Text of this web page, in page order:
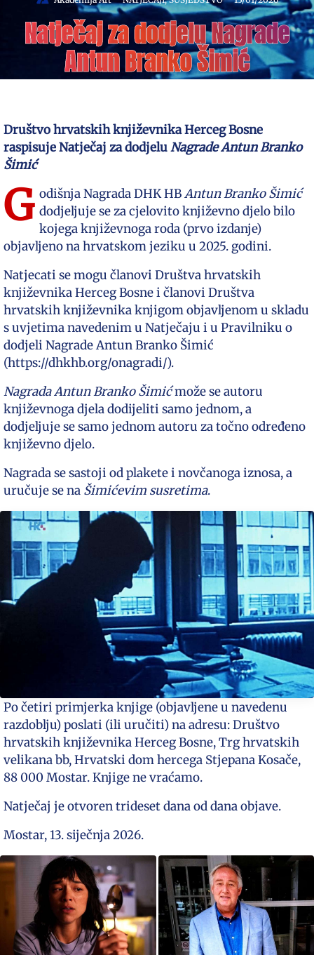
Natječaj za dodjelu Nagrade
Antun Branko Šimić
Društvo hrvatskih književnika Herceg Bosne
raspisujeNatječaj za dodjeluNagradeAntun Branko
Šimić
G odišnja Nagrada DHK HBAntun Branko Šimić
dodjeljuje se za cjelovito književno djelo bilo
kojega književnoga roda (prvo izdanje)
objavljeno na hrvatskom jeziku u 2025. godini.
Natjecati se mogu članovi Društva hrvatskih
književnika Herceg Bosne i članovi Društva
hrvatskih književnika knjigom objavljenom u skladu
s uvjetima navedenim u Natječaju i u Pravilniku o
dodjeli Nagrade Antun Branko Šimić
(https://dhkhb.org/onagradi/).
Nagrada Antun Branko Šimićmože se autoru
književnoga djela dodijeliti samo jednom, a
dodjeljuje se samo jednom autoru za točno određeno
književno djelo.
Nagrada se sastoji od plakete i novčanoga iznosa, a
uručuje se na Šimićevim susretima.
Po četiri primjerka knjige (objavljene u navedenu
razdoblju) poslati (ili uručiti) na adresu: Društvo
hrvatskih književnika Herceg Bosne, Trg hrvatskih
velikana bb, Hrvatski dom hercega Stjepana Kosače,
88 000 Mo­star. Knjige ne vraćamo.
Natječaj je otvoren trideset dana od dana objave.
Mostar, 13. siječnja 2026.